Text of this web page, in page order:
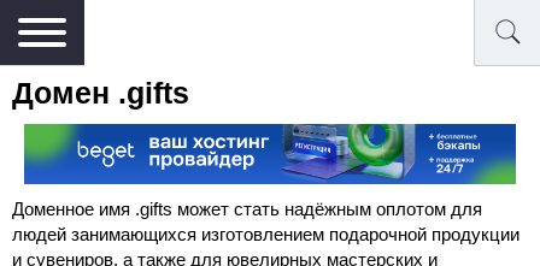
Домен .gifts
Доменное имя .gifts может стать надёжным оплотом для
людей занимающихся изготовлением подарочной продукции
и сувениров, а также для ювелирных мастерских и